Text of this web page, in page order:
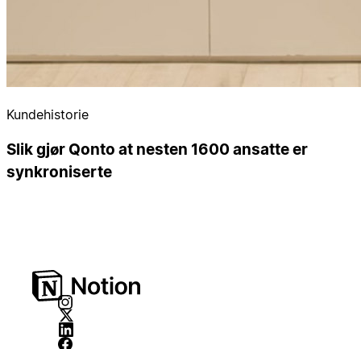
Kundehistorie
Slik gjør Qonto at nesten 1600 ansatte er
synkroniserte